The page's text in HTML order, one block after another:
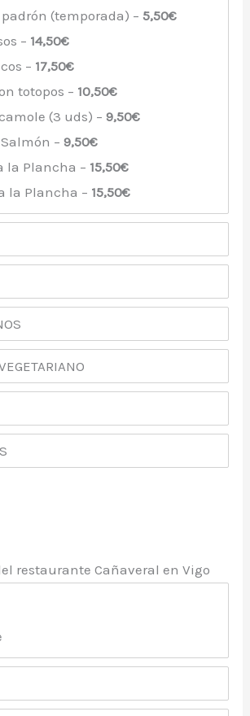
(temporada) –5,50€
– 14,50€
– 17,50€
totopos – 10,50€
(3 uds) –9,50€
–9,50€
la Plancha – 15,50€
la Plancha – 15,50€
restaurante Cañaveral en Vigo